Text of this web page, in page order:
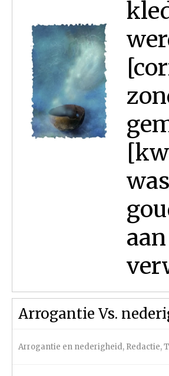
Arrogantie Vs.
Arrogantie en nederigheid, Redactie,